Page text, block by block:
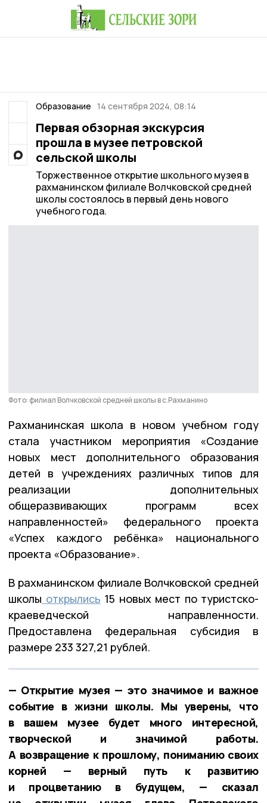
Образование 14 сентября 2024, 08:14
Первая обзорная экскурсия
прошла в музее петровской
сельской школы
Торжественное открытие школьного музея в
рахманинском филиале Волчковской средней
школы состоялось в первый день нового
учебного года.
Фото: филиал Волчковской средней школы в с.Рахманино
Рахманинская школа в новом учебном году
стала участником мероприятия «Создание
новых мест дополнительного образования
детей в учреждениях различных типов для
реализации дополнительных
общеразвивающих программ всех
направленностей» федерального проекта
«Успех каждого ребёнка» национального
проекта «Образование».
В рахманинском филиале Волчковской средней
школы открылись 15 новых мест по туристско-
краеведческой направленности.
Предоставлена федеральная субсидия в
размере 233 327,21 рублей.
— Открытие музея — это значимое и важное
событие в жизни школы. Мы уверены, что
в вашем музее будет много интересной,
творческой и значимой работы.
А возвращение к прошлому, пониманию своих
корней — верный путь к развитию
и процветанию в будущем, — сказал